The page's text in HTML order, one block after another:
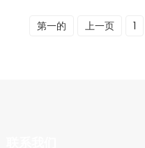
第一的 上一页 1